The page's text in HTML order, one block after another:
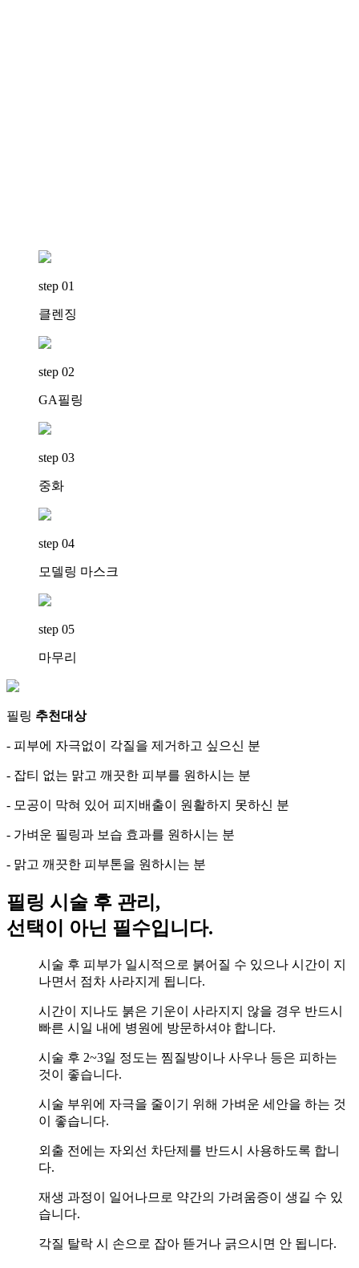
step 01
클렌징
step 02
GA필링
step 03
중화
step 04
모델링 마스크
step 05
마무리
필링 추천대상
- 피부에 자극없이 각질을 제거하고 싶으신 분
- 잡티 없는 맑고 깨끗한 피부를 원하시는 분
- 모공이 막혀 있어 피지배출이 원활하지 못하신 분
- 가벼운 필링과 보습 효과를 원하시는 분
- 맑고 깨끗한 피부톤을 원하시는 분
필링 시술 후 관리,
선택이 아닌 필수입니다.
시술 후 피부가 일시적으로 붉어질 수 있으나 시간이 지
나면서 점차 사라지게 됩니다.
시간이 지나도 붉은 기운이 사라지지 않을 경우 반드시
빠른 시일 내에 병원에 방문하셔야 합니다.
시술 후 2~3일 정도는 찜질방이나 사우나 등은 피하는
것이 좋습니다.
시술 부위에 자극을 줄이기 위해 가벼운 세안을 하는 것
이 좋습니다.
외출 전에는 자외선 차단제를 반드시 사용하도록 합니
다.
재생 과정이 일어나므로 약간의 가려움증이 생길 수 있
습니다.
각질 탈락 시 손으로 잡아 뜯거나 긁으시면 안 됩니다.